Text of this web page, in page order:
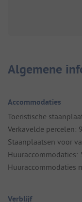
Algemene
Accommodaties
Toeristische
Verkavelde percelen:
Staanplaatsen voor
Huuraccommodaties:
Huuraccommodaties
Verblijf